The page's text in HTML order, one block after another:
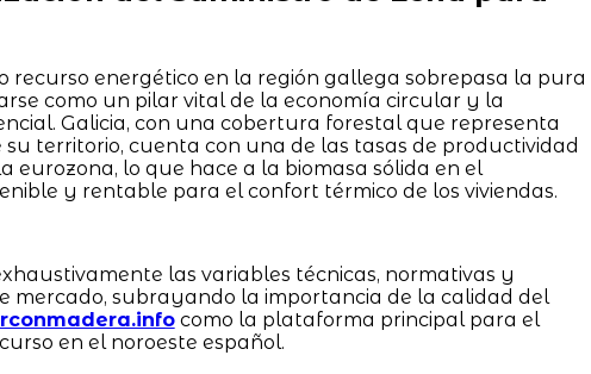
recurso energético en la región gallega sobrepasa la pura
como un pilar vital de la economía circular y la
Galicia, con una cobertura forestal que representa
territorio, cuenta con una de las tasas de productividad
eurozona, lo que hace a la biomasa sólida en el
y rentable para el confort térmico de los viviendas.
las variables técnicas, normativas y
mercado, subrayando la importancia de la calidad del
como la plataforma principal para el
en el noroeste español.